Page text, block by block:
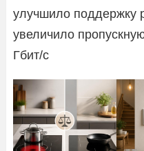
улучшило поддержку
увеличило
Гбит/с